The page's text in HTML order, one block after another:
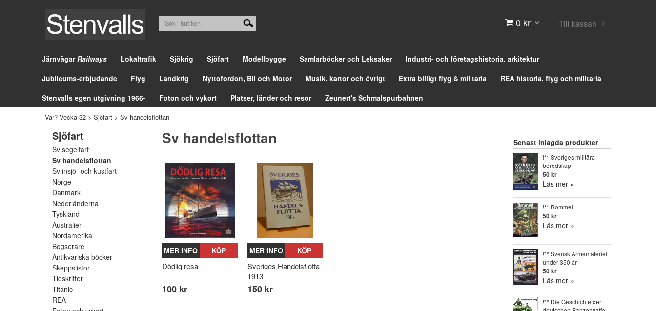
0 kr Till kassan
JärnvägarRailways Lokaltrafik Sjökrig Sjöfart Modellbygge Samlarböcker och Leksaker
Industri- och företagshistoria, arkitektur
Jubileums-erbjudande
Flyg Landkrig Nyttofordon, Bil och Motor Musik, kartor och övrigt Extra billigt flyg & militaria
REA historia, flyg och militaria
Stenvalls egen utgivning 1966-
Foton och vykort Platser, länder och resor Zeunert's Schmalspurbahnen
Var? Vecka 32 > Sjöfart > Sv handelsflottan
Sjöfart
Sv segelfart
Sv handelsflottan
Sv insjö- och kustfart
Norge
Danmark
Nederländerna
Tyskland
Australien
Nordamerika
Bogserare
Antikvariska böcker
Skeppslistor
Tidskrifter
Titanic
REA
Sv handelsflottan
MER INFO KÖP
Dödlig resa
100 kr
MER INFO KÖP
Sveriges Handelsflotta
1913
150 kr
Senast inlagda produkter
!** Sveriges militära
beredskap
50 kr
Läs mer »
!** Rommel
50 kr
Läs mer »
!** Svensk Armémateriel
under 350 år
50 kr
Läs mer »
!** Die Geschichte der